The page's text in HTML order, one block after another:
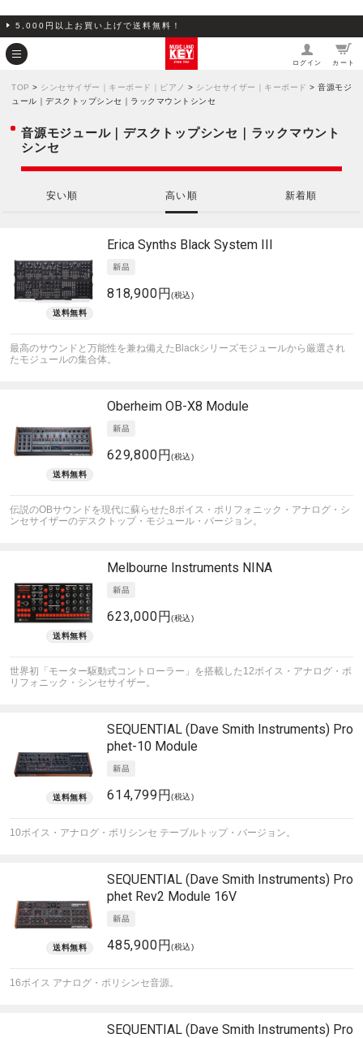
5,000円以上お買い上げで送料無料！
ログイン カート
TOP > シンセサイザー｜キーボード｜ピアノ > シンセサイザー｜キーボード > 音源モジ
ュール｜デスクトップシンセ｜ラックマウントシンセ
音源モジュール｜デスクトップシンセ｜ラックマウント
シンセ
安い順 高い順 新着順
Erica Synths Black System III
818,900円(税込)
最高のサウンドと万能性を兼ね備えたBlackシリーズモジュールから厳選され
たモジュールの集合体。
Oberheim OB-X8 Module
629,800円(税込)
伝説のOBサウンドを現代に蘇らせた8ボイス・ポリフォニック・アナログ・シ
ンセサイザーのデスクトップ・モジュール・バージョン。
Melbourne Instruments NINA
623,000円(税込)
世界初「モーター駆動式コントローラー」を搭載した12ボイス・アナログ・ポ
リフォニック・シンセサイザー。
SEQUENTIAL (Dave Smith Instruments) Pro
phet-10 Module
614,799円(税込)
10ボイス・アナログ・ポリシンセ テーブルトップ・バージョン。
SEQUENTIAL (Dave Smith Instruments) Pro
phet Rev2 Module 16V
485,900円(税込)
16ボイス アナログ・ポリシンセ音源。
SEQUENTIAL (Dave Smith Instruments) Pro